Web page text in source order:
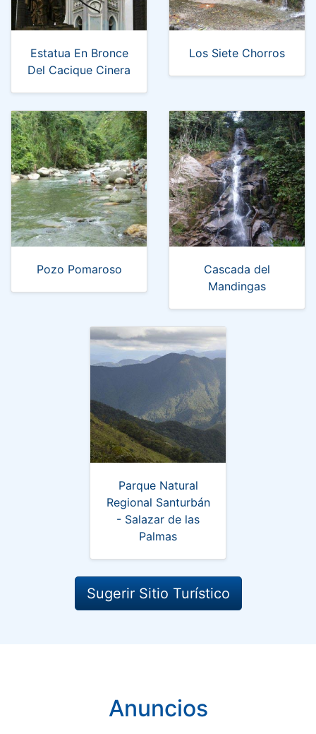
Estatua En Bronce
Del Cacique Cinera
Los Siete Chorros
Pozo Pomaroso
Cascada del
Mandingas
Parque Natural
Regional Santurbán
- Salazar de las
Palmas
Sugerir Sitio Turístico
Anuncios